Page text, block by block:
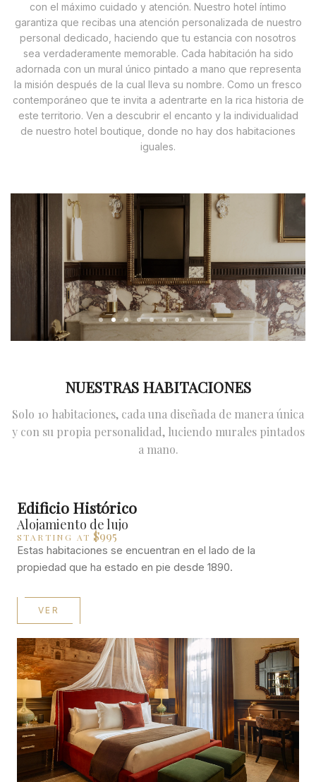
con el máximo cuidado y atención. Nuestro hotel íntimo
garantiza que recibas una atención personalizada de nuestro
personal dedicado, haciendo que tu estancia con nosotros
sea verdaderamente memorable. Cada habitación ha sido
adornada con un mural único pintado a mano que representa
la misión después de la cual lleva su nombre. Como un fresco
contemporáneo que te invita a adentrarte en la rica historia de
este territorio. Ven a descubrir el encanto y la individualidad
de nuestro hotel boutique, donde no hay dos habitaciones
iguales.
NUESTRAS HABITACIONES
Solo 10 habitaciones, cada una diseñada de manera única
y con su propia personalidad, luciendo murales pintados
a mano.
Edificio Histórico
Alojamiento de lujo
STARTING AT $995
Estas habitaciones se encuentran en el lado de la
propiedad que ha estado en pie desde 1890.
VER